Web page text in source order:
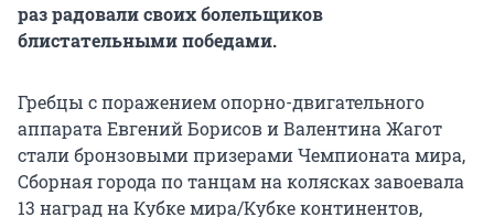
раз радовали своих болельщиков
блистательными победами.
Гребцы с поражением опорно-двигательного
аппарата Евгений Борисов и Валентина Жагот
стали бронзовыми призерами Чемпионата мира,
Сборная города по танцам на колясках завоевала
13 наград на Кубке мира/Кубке континентов,